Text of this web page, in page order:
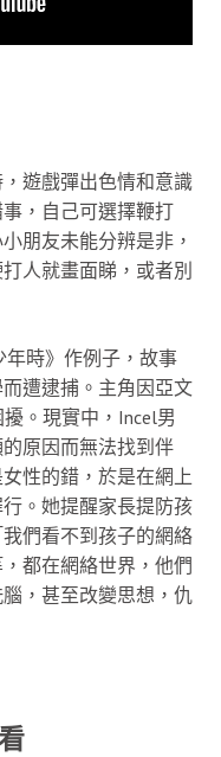
遊戲彈出色情和意識
，自己可選擇鞭打
朋友未能分辨是非，
人就畫面睇，或者別
時》作例子，故事
遭逮捕。主角因亞文
。現實中，Incel男
原因而無法找到伴
性的錯，於是在網上
。她提醒家長提防孩
們看不到孩子的網絡
都在網絡世界，他們
，甚至改變思想，仇